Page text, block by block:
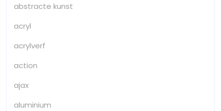
abstracte kunst
acryl
acrylverf
action
ajax
aluminium